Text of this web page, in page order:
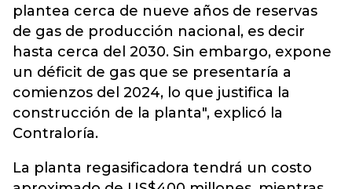
plantea cerca de nueve años de reservas
de gas de producción nacional, es decir
hasta cerca del 2030. Sin embargo, expone
un déficit de gas que se presentaría a
comienzos del 2024, lo que justifica la
construcción de la planta", explicó la
Contraloría.
La planta regasificadora tendrá un costo